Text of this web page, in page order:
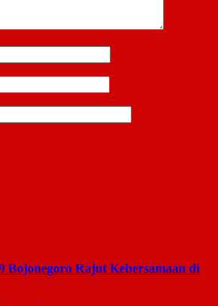
Bojonegoro Rajut Kebersamaan di